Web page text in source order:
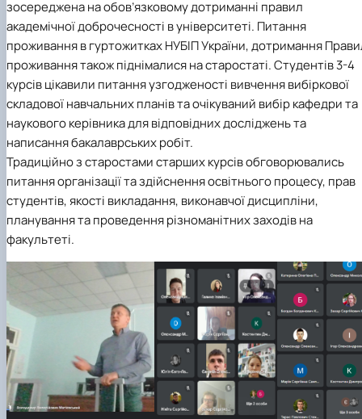
зосереджена на обов’язковому дотриманні правил
академічної доброчесності в університеті. Питання
проживання в гуртожитках НУБІП України, дотримання
проживання також піднімалися на старостаті. Студентів 3-4
курсів цікавили питання узгодженості вивчення вибіркової
складової навчальних планів та очікуваний вибір кафедри та
наукового керівника для відповідних досліджень та
написання бакалаврських робіт.
Традиційно з старостами старших курсів обговорювались
питання організації та здійснення освітнього процесу, прав
студентів, якості викладання, виконавчої дисципліни,
планування та проведення різноманітних заходів на
факультеті.